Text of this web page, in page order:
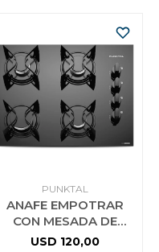
PUNKTAL
ANAFE EMPOTRAR
CON MESADA DE
VIDRIO PUNKTAL
USD 120,00